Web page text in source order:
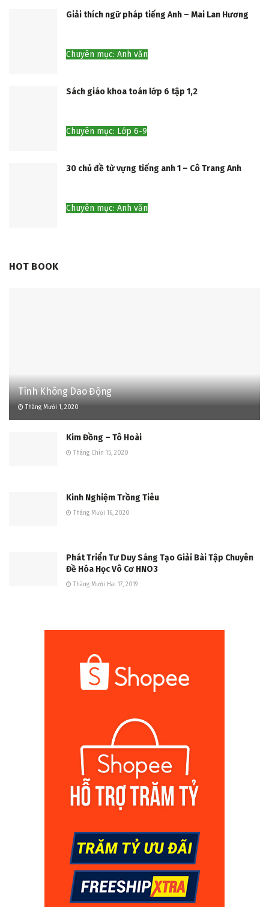
Giải thích ngữ pháp tiếng Anh – Mai Lan Hương
Chuyên mục: Anh văn
Sách giáo khoa toán lớp 6 tập 1,2
Chuyên mục: Lớp 6-9
30 chủ đề từ vựng tiếng anh 1 – Cô Trang Anh
Chuyên mục: Anh văn
HOT BOOK
Tình Không Dao Động
Tháng Mười 1, 2020
Kim Đồng – Tô Hoài
Tháng Chín 15, 2020
Kinh Nghiệm Trồng Tiêu
Tháng Mười 16, 2020
Phát Triển Tư Duy Sáng Tạo Giải Bài Tập Chuyên
Đề Hóa Học Vô Cơ HNO3
Tháng Mười Hai 17, 2019